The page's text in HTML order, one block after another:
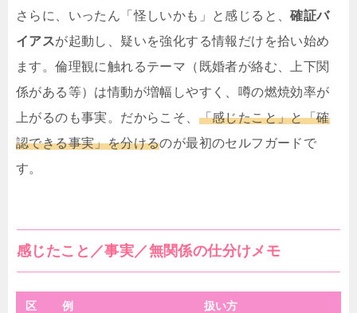
さらに、いったん「怪しいかも」と感じると、確証バ
イアスが起動し、疑いを強化する情報だけを拾い始め
ます。倫理観に触れるテーマ（既婚者が絡む、上下関
係がある等）は情動が増幅しやすく、噂の燃焼効率が
上がるのも事実。だからこそ、 「感じたこと」と「確
認できる事実」を分けるのが最初のセルフガードで
す。
感じたこと／事実／無関係の仕分けメモ
区
例 扱い方